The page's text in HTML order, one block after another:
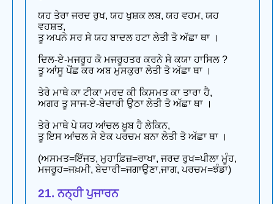
ਯਹ ਤੇਰਾ ਜਰਦ ਰੁਖ, ਯਹ ਖੁਸ਼ਕ ਲਬ, ਯਹ ਵਹਮ, ਯਹ
ਵਹਸ਼ਤ,
ਤੂ ਅਪਨੇ ਸਰ ਸੇ ਯਹ ਬਾਦਲ ਹਟਾ ਲੇਤੀ ਤੋ ਅੱਛਾ ਥਾ ।
ਦਿਲ-ਏ-ਮਜਰੂਹ ਕੋ ਮਜਰੂਹਤਰ ਕਰਨੇ ਸੇ ਕਯਾ ਹਾਸਿਲ ?
ਤੂ ਆਂਸੂ ਪੋਂਛ ਕਰ ਅਬ ਮੁਸਕੁਰਾ ਲੇਤੀ ਤੋ ਅੱਛਾ ਥਾ ।
ਤੇਰੇ ਮਾਥੇ ਕਾ ਟੀਕਾ ਮਰਦ ਕੀ ਕਿਸਮਤ ਕਾ ਤਾਰਾ ਹੈ,
ਅਗਰ ਤੂ ਸਾਜ-ਏ-ਬੇਦਾਰੀ ਉਠਾ ਲੇਤੀ ਤੋ ਅੱਛਾ ਥਾ ।
ਤੇਰੇ ਮਾਥੇ ਪੇ ਯਹ ਆਂਚਲ ਖ਼ੂਬ ਹੈ ਲੇਕਿਨ,
ਤੂ ਇਸ ਆਂਚਲ ਸੇ ਏਕ ਪਰਚਮ ਬਨਾ ਲੇਤੀ ਤੋ ਅੱਛਾ ਥਾ ।
(ਅਸਮਤ=ਇੱਜਤ, ਮੁਹਾਫ਼ਿਜ਼=ਰਾਖਾ, ਜਰਦ ਰੁਖ=ਪੀਲਾ ਮੂੰਹ,
ਮਜਰੂਹ=ਜਖ਼ਮੀ, ਬੇਦਾਰੀ=ਜਗਾਉਣਾ,ਜਾਗ, ਪਰਚਮ=ਝੰਡਾ)
21. ਨਨ੍ਹੀ ਪੁਜਾਰਨ